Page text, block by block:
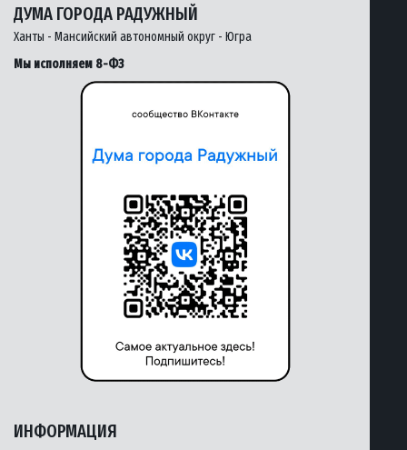
ДУМА ГОРОДА РАДУЖНЫЙ
Ханты - Мансийский автономный округ - Югра
Мы исполняем 8-ФЗ
ИНФОРМАЦИЯ